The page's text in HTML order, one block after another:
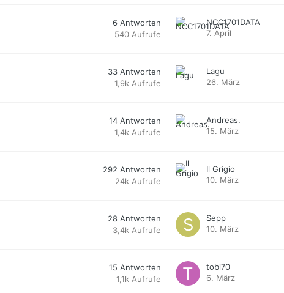
6 Antworten
540 Aufrufe
NCC1701DATA
7. April
33 Antworten
1,9k Aufrufe
Lagu
26. März
14 Antworten
1,4k Aufrufe
Andreas.
15. März
292 Antworten
24k Aufrufe
Il Grigio
10. März
28 Antworten
3,4k Aufrufe
Sepp
10. März
15 Antworten
1,1k Aufrufe
tobi70
6. März